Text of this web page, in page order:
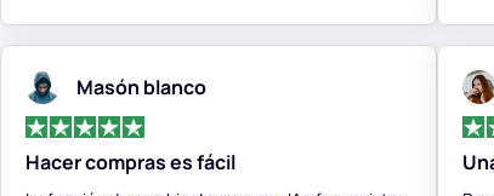
Masón blanco
Hacer compras es fácil